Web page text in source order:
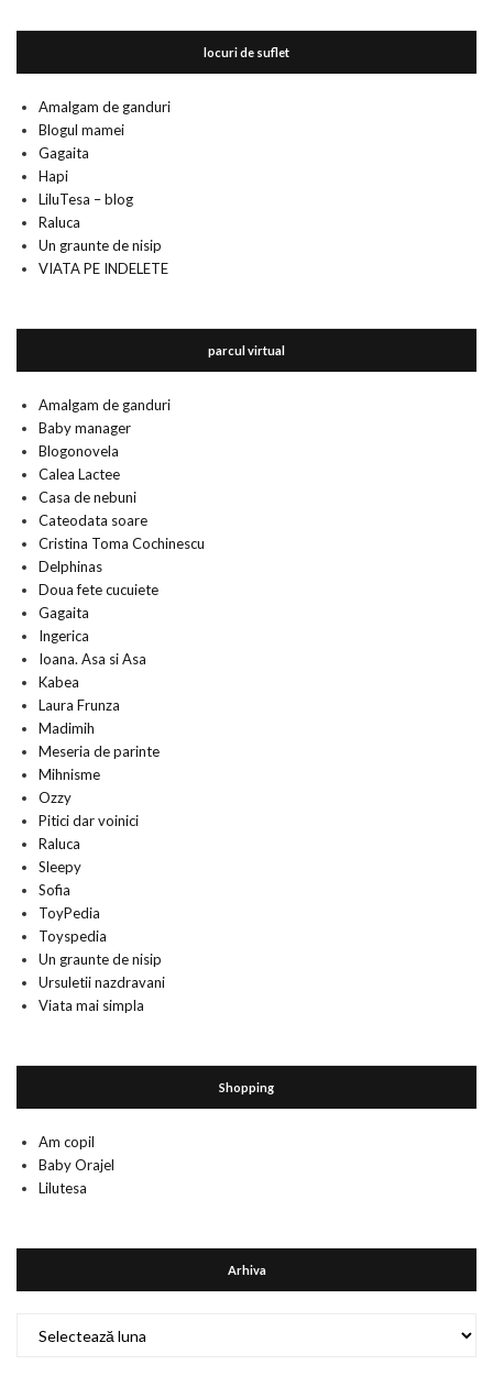
locuri de suflet
Amalgam de ganduri
Blogul mamei
Gagaita
Hapi
LiluTesa – blog
Raluca
Un graunte de nisip
VIATA PE INDELETE
parcul virtual
Amalgam de ganduri
Baby manager
Blogonovela
Calea Lactee
Casa de nebuni
Cateodata soare
Cristina Toma Cochinescu
Delphinas
Doua fete cucuiete
Gagaita
Ingerica
Ioana. Asa si Asa
Kabea
Laura Frunza
Madimih
Meseria de parinte
Mihnisme
Ozzy
Pitici dar voinici
Raluca
Sleepy
Sofia
ToyPedia
Toyspedia
Un graunte de nisip
Ursuletii nazdravani
Viata mai simpla
Shopping
Am copil
Baby Orajel
Lilutesa
Arhiva